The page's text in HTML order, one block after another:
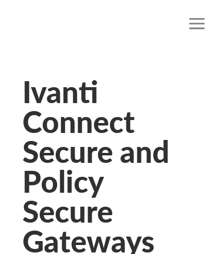
Ivanti
Connect
Secure and
Policy
Secure
Gateways